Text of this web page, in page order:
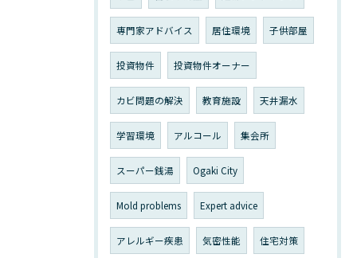
専門家アドバイス 居住環境 子供部屋
投資物件 投資物件オーナー
カビ問題の解決 教育施設 天井漏水
学習環境 アルコール 集会所
スーパー銭湯 Ogaki City
Mold problems Expert advice
アレルギー疾患 気密性能 住宅対策